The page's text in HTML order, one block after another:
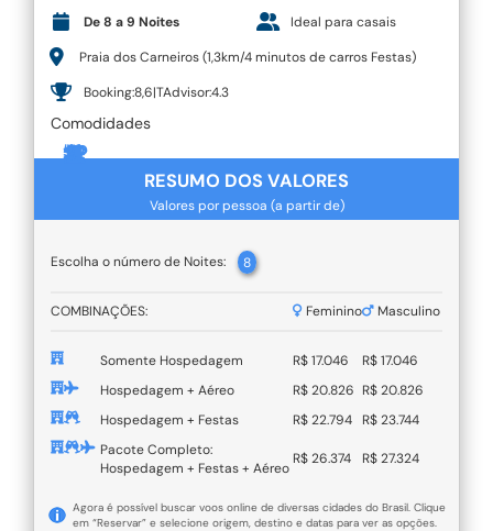
De 8 a 9 Noites
Ideal para casais
Praia dos Carneiros (1,3km/4 minutos de carros Festas)
Booking:8,6|TAdvisor:4.3
Comodidades
RESUMO DOS VALORES
Valores por pessoa (a partir de)
Escolha o número de Noites: 8
COMBINAÇÕES: Feminino Masculino
Somente Hospedagem R$ 17.046
R$ 17.046
Hospedagem + Aéreo
R$ 20.826 R$ 20.826
Hospedagem + Festas
R$ 22.794
R$ 23.744
Pacote Completo:
Hospedagem + Festas + Aéreo
R$ 26.374 R$ 27.324
Agora é possível buscar voos online de diversas cidades do Brasil. Clique
em “Reservar” e selecione origem, destino e datas para ver as opções.